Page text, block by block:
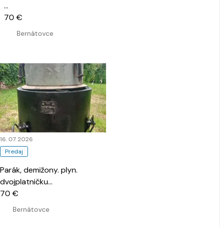
…
Bernátovce
70 €
Predaj
16. 07. 2026
Parák, demižony. plyn.
dvojplatničku…
Bernátovce
70 €